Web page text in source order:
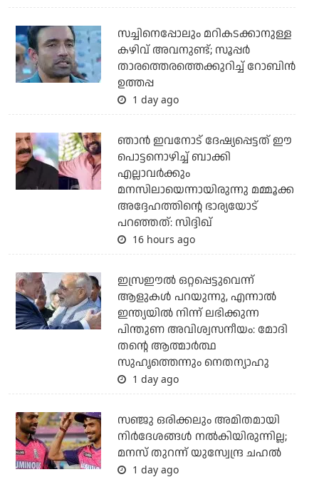
സച്ചിനെപ്പോലും മറികടക്കാനുള്ള
കഴിവ് അവനുണ്ട്; സൂപ്പര്‍
താരത്തെരത്തെക്കുറിച്ച് റോബിന്‍
ഉത്തപ്പ
1 day ago
ഞാന്‍ ഇവനോട് ദേഷ്യപ്പെട്ടത് ഈ
പൊട്ടനൊഴിച്ച് ബാക്കി
എല്ലാവര്‍ക്കും
മനസിലായെന്നായിരുന്നു മമ്മൂക്ക
അദ്ദേഹത്തിന്റെ ഭാര്യയോട്
പറഞ്ഞത്: സിദ്ദിഖ്
16 hours ago
ഇസ്രഈല്‍ ഒറ്റപ്പെട്ടുവെന്ന്
ആളുകള്‍ പറയുന്നു, എന്നാല്‍
ഇന്ത്യയില്‍ നിന്ന് ലഭിക്കുന്ന
പിന്തുണ അവിശ്വസനീയം: മോദി
തന്റെ ആത്മാര്‍ത്ഥ
സുഹൃത്തെന്നും നെതന്യാഹു
1 day ago
സഞ്ജു ഒരിക്കലും അമിതമായി
നിര്‍ദേശങ്ങള്‍ നല്‍കിയിരുന്നില്ല;
മനസ് തുറന്ന് യുസ്വേന്ദ്ര ചഹല്‍
1 day ago